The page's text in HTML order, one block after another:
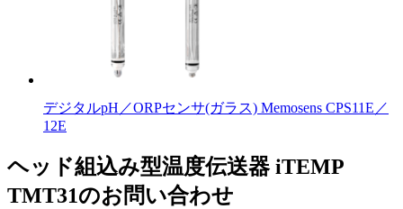
デジタルpH／ORPセンサ(ガラス) Memosens CPS11E／
12E
ヘッド組込み型温度伝送器 iTEMP
TMT31のお問い合わせ